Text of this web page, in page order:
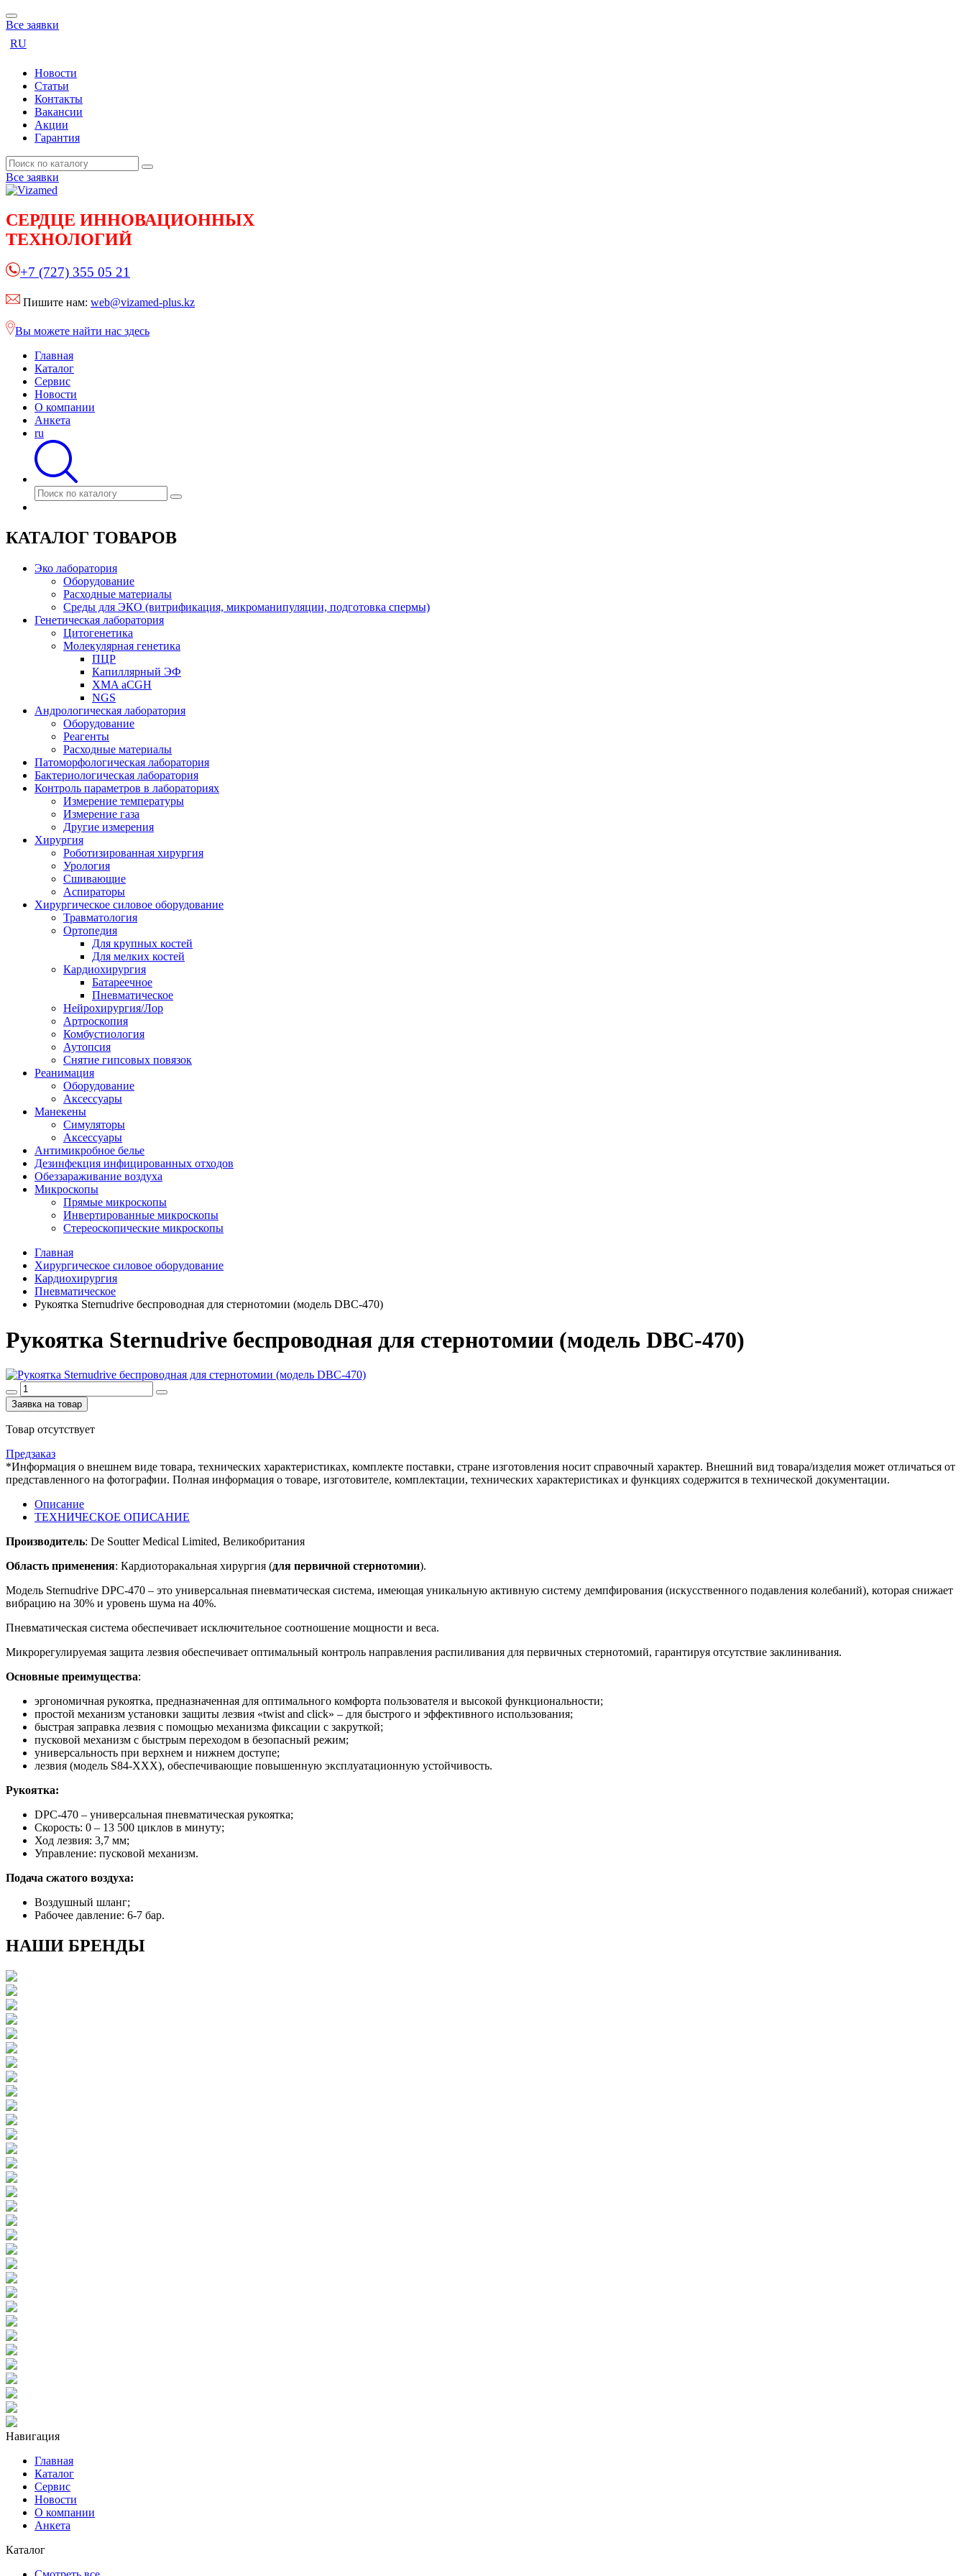
Все заявки
RU
Новости
Статьи
Контакты
Вакансии
Акции
Гарантия
Все заявки
СЕРДЦЕ ИННОВАЦИОННЫХ
ТЕХНОЛОГИЙ
+7 (727) 355 05 21
Пишите нам: web@vizamed-plus.kz
Вы можете найти нас здесь
Главная
Каталог
Сервис
Новости
О компании
Анкета
ru
КАТАЛОГ ТОВАРОВ
Эко лаборатория
Оборудование
Расходные материалы
Среды для ЭКО (витрификация, микроманипуляции, подготовка спермы)
Генетическая лаборатория
Цитогенетика
Молекулярная генетика
ПЦР
Капиллярный ЭФ
XMA aCGH
NGS
Андрологическая лаборатория
Оборудование
Реагенты
Расходные материалы
Патоморфологическая лаборатория
Бактериологическая лаборатория
Контроль параметров в лабораториях
Измерение температуры
Измерение газа
Другие измерения
Хирургия
Роботизированная хирургия
Урология
Сшивающие
Аспираторы
Хирургическое силовое оборудование
Травматология
Ортопедия
Для крупных костей
Для мелких костей
Кардиохирургия
Батареечное
Пневматическое
Нейрохирургия/Лор
Артроскопия
Комбустиология
Аутопсия
Снятие гипсовых повязок
Реанимация
Оборудование
Аксессуары
Манекены
Симуляторы
Аксессуары
Антимикробное белье
Дезинфекция инфицированных отходов
Обеззараживание воздуха
Микроскопы
Прямые микроскопы
Инвертированные микроскопы
Стереоскопические микроскопы
Главная
Хирургическое силовое оборудование
Кардиохирургия
Пневматическое
Рукоятка Sternudrive беспроводная для стернотомии (модель DBC-470)
Рукоятка Sternudrive беспроводная для стернотомии (модель DBC-470)
Заявка на товар
Товар отсутствует
Предзаказ
*Информация о внешнем виде товара, технических характеристиках, комплекте поставки, стране изготовления носит справочный характер. Внешний вид товара/изделия может отличаться от
представленного на фотографии. Полная информация о товаре, изготовителе, комплектации, технических характеристиках и функциях содержится в технической документации.
Описание
ТЕХНИЧЕСКОЕ ОПИСАНИЕ
Производитель: De Soutter Medical Limited, Великобритания
Область применения: Кардиоторакальная хирургия (для первичной стернотомии).
Модель Sternudrive DРС-470 – это универсальная пневматическая система, имеющая уникальную активную систему демпфирования (искусственного подавления колебаний), которая снижает
вибрацию на 30% и уровень шума на 40%.
Пневматическая система обеспечивает исключительное соотношение мощности и веса.
Микрорегулируемая защита лезвия обеспечивает оптимальный контроль направления распиливания для первичных стернотомий, гарантируя отсутствие заклинивания.
Основные преимущества:
эргономичная рукоятка, предназначенная для оптимального комфорта пользователя и высокой функциональности;
простой механизм установки защиты лезвия «twist and click» – для быстрого и эффективного использования;
быстрая заправка лезвия с помощью механизма фиксации с закруткой;
пусковой механизм с быстрым переходом в безопасный режим;
универсальность при верхнем и нижнем доступе;
лезвия (модель S84-ХХХ), обеспечивающие повышенную эксплуатационную устойчивость.
Рукоятка:
DРС-470 – универсальная пневматическая рукоятка;
Скорость: 0 – 13 500 циклов в минуту;
Ход лезвия: 3,7 мм;
Управление: пусковой механизм.
Подача сжатого воздуха:
Воздушный шланг;
Рабочее давление: 6-7 бар.
НАШИ БРЕНДЫ
Навигация
Главная
Каталог
Сервис
Новости
О компании
Анкета
Каталог